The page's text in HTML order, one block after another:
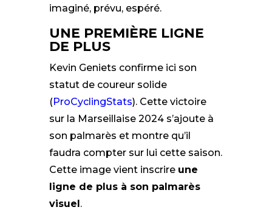
imaginé, prévu, espéré.
UNE PREMIÈRE LIGNE
DE PLUS
Kevin Geniets confirme ici son
statut de coureur solide
(ProCyclingStats). Cette victoire
sur la Marseillaise 2024 s’ajoute à
son palmarès et montre qu’il
faudra compter sur lui cette saison.
Cette image vient inscrire une
ligne de plus à son palmarès
visuel .